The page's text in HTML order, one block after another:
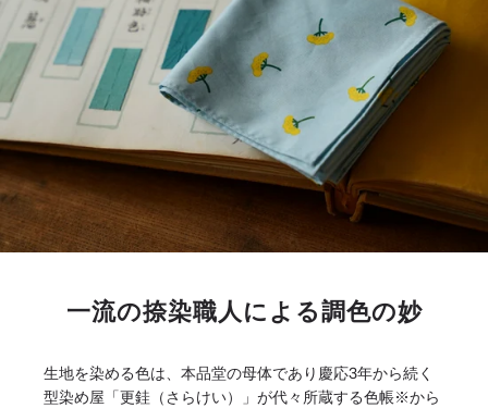
一流の捺染職人による調色の妙
生地を染める色は、本品堂の母体であり慶応3年から続く
型染め屋「更銈（さらけい）」が代々所蔵する色帳※から